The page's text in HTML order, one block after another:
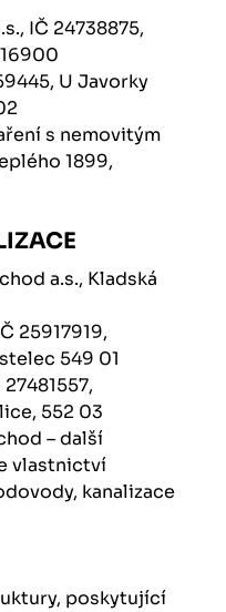
IČ 24738875,
16900
U Javorky
s nemovitým
1899,
a.s., Kladská
25917919,
549 01
552 03
– další
vlastnictví
kanalizace
poskytující